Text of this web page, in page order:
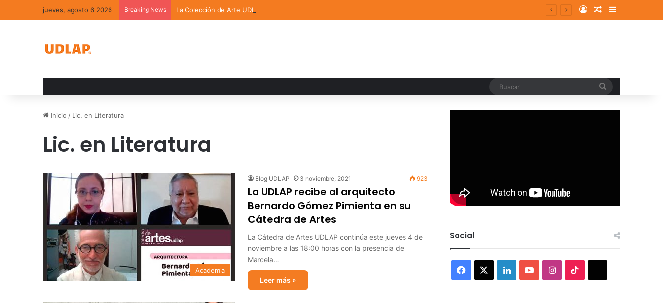
jueves, agosto 6 2026 Breaking News La Colección de Arte UDLAP fortalece su acervo con nuevas obras de artistas emergentes y consolidados Log InRandom Article
Sidebar
Inicio / Lic. en Literatura
Lic. en Literatura
Academia
Blog UDLAP 3 noviembre, 2021 923
La UDLAP recibe al arquitecto
Bernardo Gómez Pimienta en su
Cátedra de Artes
La Cátedra de Artes UDLAP continúa este jueves 4 de
noviembre a las 18:00 horas con la presencia de
Marcela…
Leer más »
Social
Facebook LinkedInYouTubeInstagram